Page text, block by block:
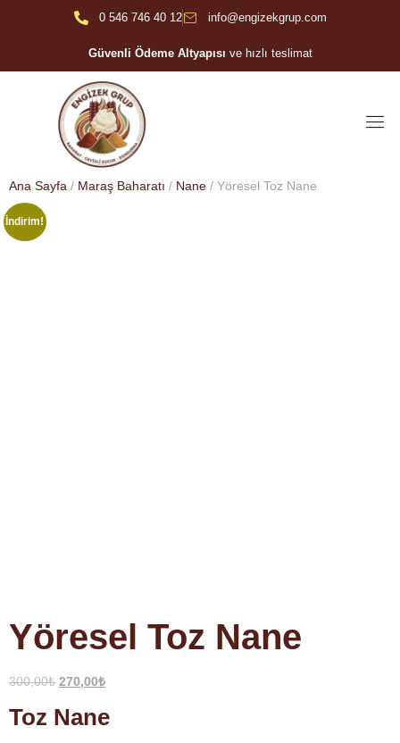
0 546 746 40 12 info@engizekgrup.com
Güvenli Ödeme Altyapısı ve hızlı teslimat
Ana Sayfa / Maraş Baharatı / Nane / Yöresel Toz Nane
İndirim!
Yöresel Toz Nane
300,00₺ 270,00₺
Toz Nane